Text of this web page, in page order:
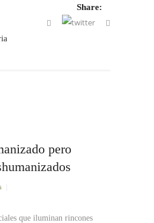
Share:
pero
que iluminan rincones